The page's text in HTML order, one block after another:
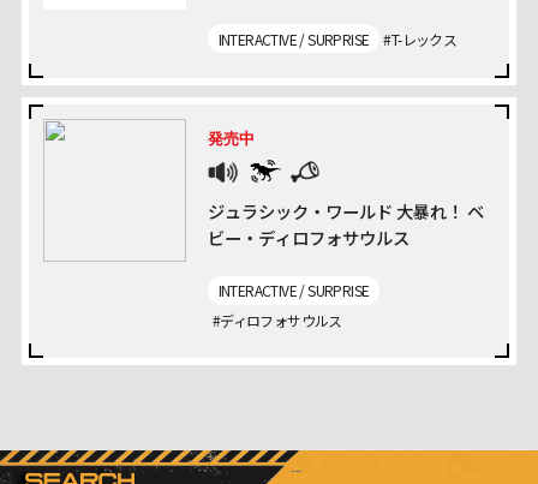
INTERACTIVE / SURPRISE #T-レックス
発売中
ジュラシック・ワールド 大暴れ！ ベ
ビー・ディロフォサウルス
INTERACTIVE / SURPRISE
#ディロフォサウルス